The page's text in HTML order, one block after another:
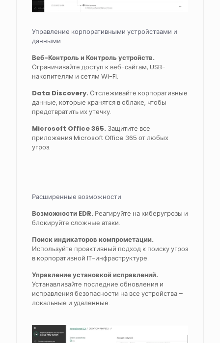
Управление корпоративными устройствами и
данными
Веб-Контроль и Контроль устройств.
Ограничивайте доступ к веб-сайтам, USB-
накопителям и сетям Wi-Fi.
Data Discovery. Отслеживайте корпоративные
данные, которые хранятся в облаке, чтобы
предотвратить их утечку.
Microsoft Office 365. Защитите все
приложения Microsoft Office 365 от любых
угроз.
Расширенные возможности
Возможности EDR. Реагируйте на киберугрозы и
блокируйте сложные атаки.
Поиск индикаторов компрометации.
Используйте проактивный подход к поиску угроз
в корпоративной IT-инфраструктуре.
Управление установкой исправлений.
Устанавливайте последние обновления и
исправления безопасности на все устройства –
локальные и удаленные.